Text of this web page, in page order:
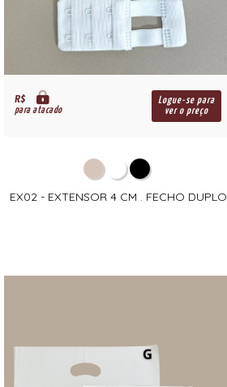
R$
para atacado
Logue-se para
ver o preço
EX02 - EXTENSOR 4 CM . FECHO DUPLO